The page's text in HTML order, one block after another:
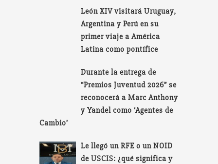
León XIV visitará Uruguay,
Argentina y Perú en su
primer viaje a América
Latina como pontífice
Durante la entrega de
“Premios Juventud 2026” se
reconocerá a Marc Anthony
y Yandel como ‘Agentes de
Cambio’
Le llegó un RFE o un NOID
de USCIS: ¿qué significa y